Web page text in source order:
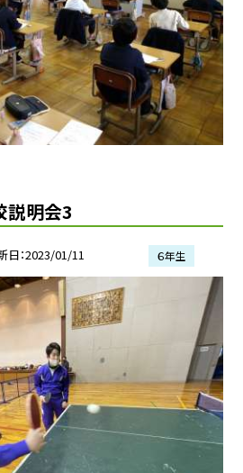
説明会3
日 2023/01/11 ６年生